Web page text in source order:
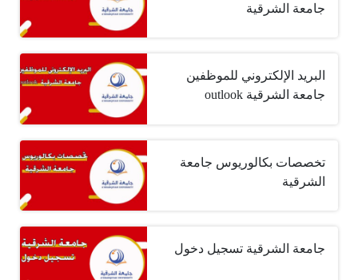
جامعة الشرقية
البريد الإلكتروني للموظفين
جامعة الشرقية outlook
تخصصات بكالوريوس جامعة
الشرقية
جامعة الشرقية تسجيل دخول